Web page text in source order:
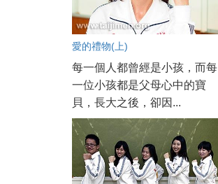
愛的禮物(上)
每一個人都曾經是小孩，而每
一位小孩都是父母心中的寶
貝，長大之後，卻因...